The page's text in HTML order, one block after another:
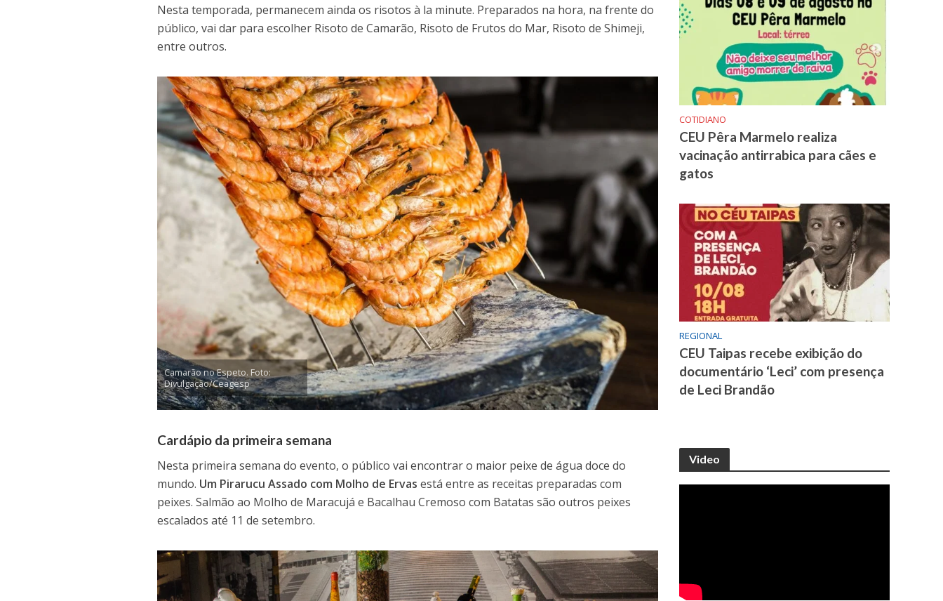
Nesta temporada, permanecem ainda os risotos à la minute. Preparados na hora, na frente do
público, vai dar para escolher Risoto de Camarão, Risoto de Frutos do Mar, Risoto de Shimeji,
entre outros.
Camarão no Espeto. Foto:
Divulgação/Ceagesp
Cardápio da primeira semana
Nesta primeira semana do evento, o público vai encontrar o maior peixe de água doce do
mundo. Um Pirarucu Assado com Molho de Ervas está entre as receitas preparadas com
peixes. Salmão ao Molho de Maracujá e Bacalhau Cremoso com Batatas são outros peixes
escalados até 11 de setembro.
COTIDIANO
CEU Pêra Marmelo realiza
vacinação antirrabica para cães e
gatos
REGIONAL
CEU Taipas recebe exibição do
documentário ‘Leci’ com presença
de Leci Brandão
Video